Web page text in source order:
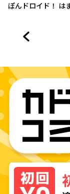
ぽんドロイド！ は